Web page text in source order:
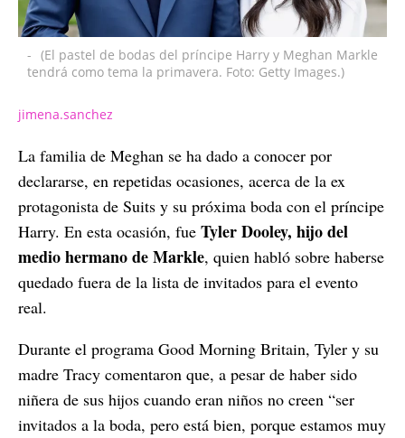
- (El pastel de bodas del príncipe Harry y Meghan Markle
tendrá como tema la primavera. Foto: Getty Images.)
jimena.sanchez
La familia de Meghan se ha dado a conocer por
declararse, en repetidas ocasiones, acerca de la ex
protagonista de Suits y su próxima boda con el príncipe
Harry. En esta ocasión, fue Tyler Dooley, hijo del
medio hermano de Markle, quien habló sobre haberse
quedado fuera de la lista de invitados para el evento
real.
Durante el programa Good Morning Britain, Tyler y su
madre Tracy comentaron que, a pesar de haber sido
niñera de sus hijos cuando eran niños no creen “ser
invitados a la boda, pero está bien, porque estamos muy